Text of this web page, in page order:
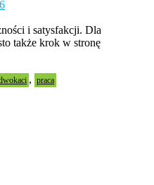
i satysfakcji. Dla
także krok w stronę
, praca